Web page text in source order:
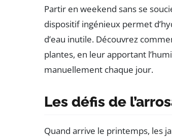
Partir en weekend sans se
dispositif ingénieux permet
d’eau inutile. Découvrez
plantes, en leur apportant
manuellement chaque jour.
Les défis de
Quand arrive le printemps, les